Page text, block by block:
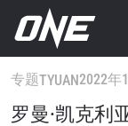
专题TYUAN2022年
罗曼·凯克利